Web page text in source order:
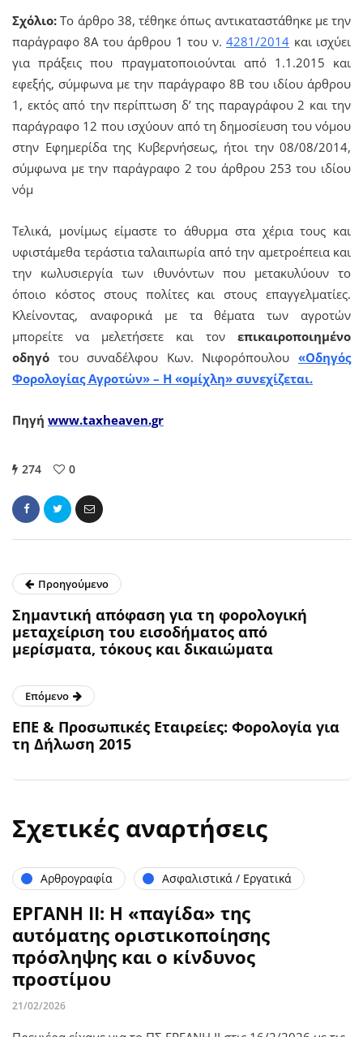
Σχόλιο: Το άρθρο 38, τέθηκε όπως αντικαταστάθηκε με την
παράγραφο 8Α του άρθρου 1 του ν.4281/2014 και ισχύει
για πράξεις που πραγματοποιούνται από 1.1.2015 και
εφεξής, σύμφωνα με την παράγραφο 8Β του ιδίου άρθρου
1, εκτός από την περίπτωση δ’ της παραγράφου 2 και την
παράγραφο 12 που ισχύουν από τη δημοσίευση του νόμου
στην Εφημερίδα της Κυβερνήσεως, ήτοι την 08/08/2014,
σύμφωνα με την παράγραφο 2 του άρθρου 253 του ιδίου
νόμ
Τελικά, μονίμως είμαστε το άθυρμα στα χέρια τους και
υφιστάμεθα τεράστια ταλαιπωρία από την αμετροέπεια και
την κωλυσιεργία των ιθυνόντων που μετακυλύουν το
όποιο κόστος στους πολίτες και στους επαγγελματίες.
Κλείνοντας, αναφορικά με τα θέματα των αγροτών
μπορείτε να μελετήσετε και τον επικαιροποιημένο
οδηγό του συναδέλφου Κων. Νιφορόπουλου «Οδηγός
Φορολογίας Αγροτών» – Η «ομίχλη» συνεχίζεται.
Πηγή www.taxheaven.gr
274 0
Προηγούμενο
Σημαντική απόφαση για τη φορολογική
μεταχείριση του εισοδήματος από
μερίσματα, τόκους και δικαιώματα
Επόμενο
ΕΠΕ & Προσωπικές Εταιρείες: Φορολογία για
τη Δήλωση 2015
Σχετικές αναρτήσεις
Αρθρογραφία Ασφαλιστικά / Εργατικά
ΕΡΓΑΝΗ ΙΙ: Η «παγίδα» της
αυτόματης οριστικοποίησης
πρόσληψης και ο κίνδυνος
προστίμου
21/02/2026